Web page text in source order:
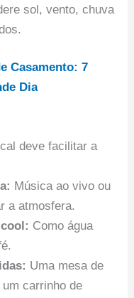
sol, vento, chuva
Casamento: 7
Dia
deve facilitar a
Música ao vivo ou
a atmosfera.
Como água
Uma mesa de
carrinho de